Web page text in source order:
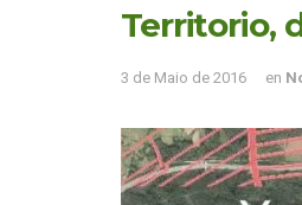
Territorio,
3 de Maio de 2016 en